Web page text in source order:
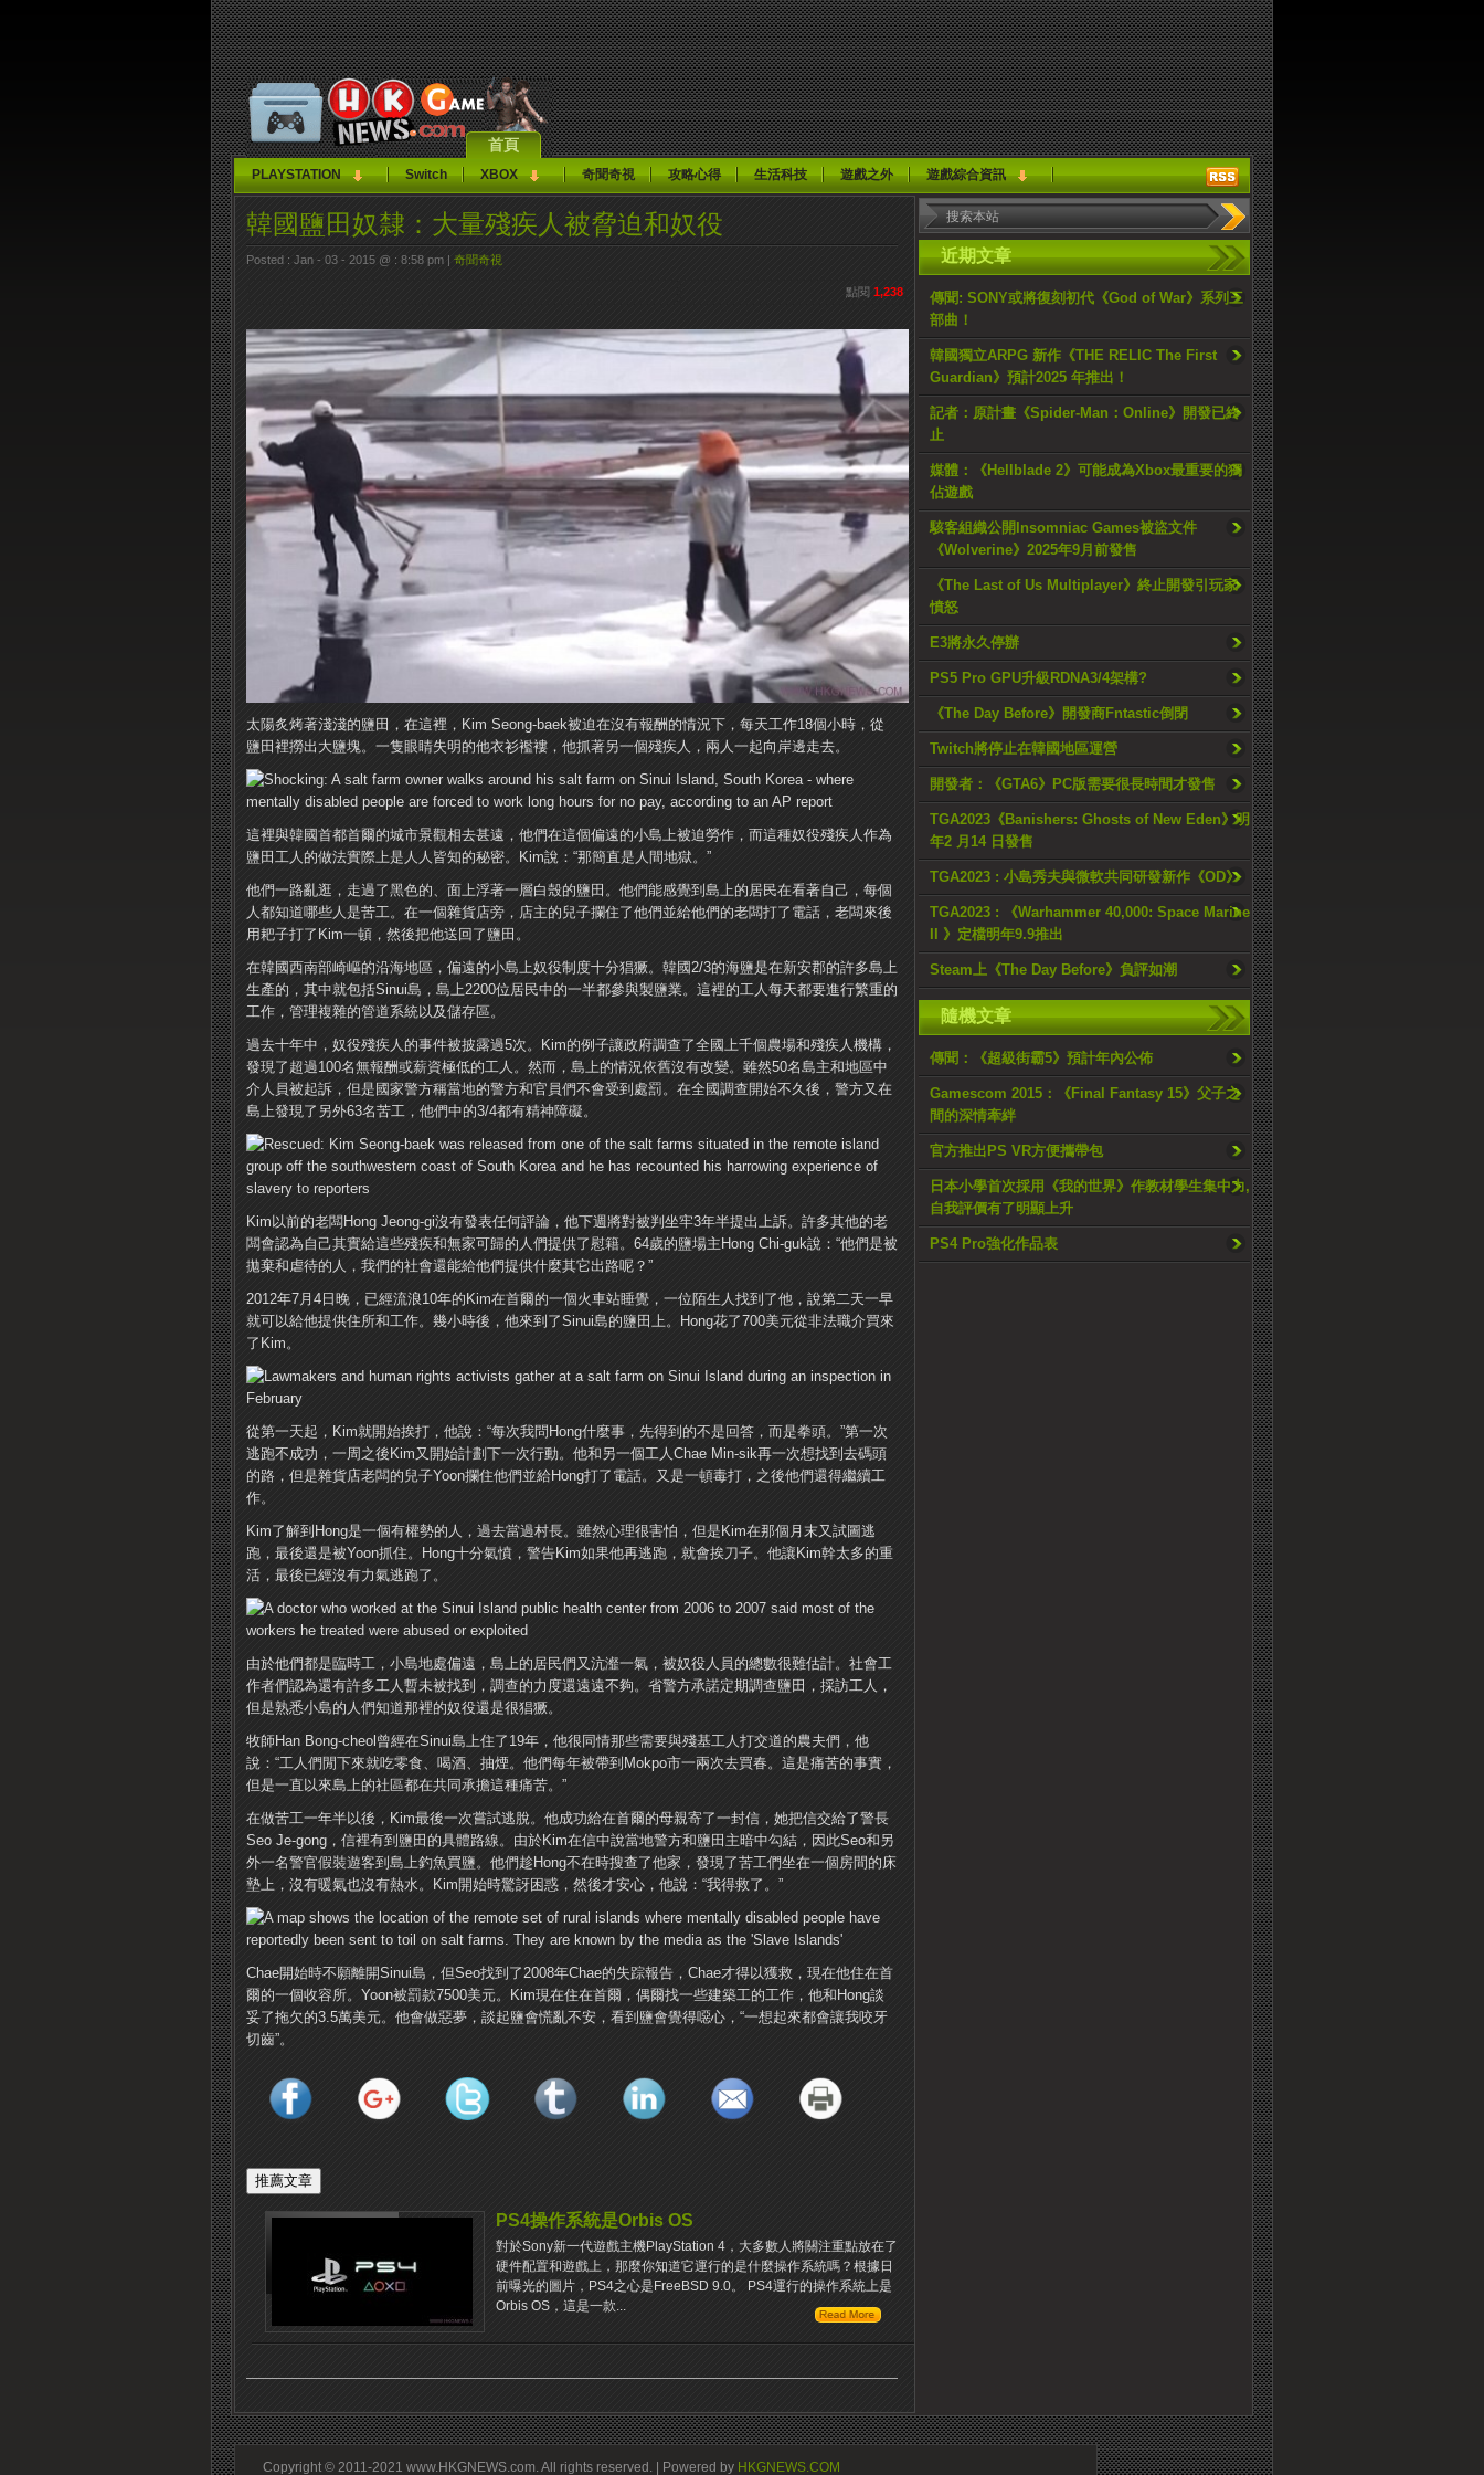
首頁
PLAYSTATION Switch XBOX 奇聞奇視 攻略心得 生活科技 遊戲之外 遊戲綜合資訊
近期文章
傳聞: SONY或將復刻初代《God of War》系列三
部曲！
韓國獨立ARPG 新作《THE RELIC The First
Guardian》預計2025 年推出！
記者：原計畫《Spider-Man：Online》開發已終
止
媒體：《Hellblade 2》可能成為Xbox最重要的獨
佔遊戲
駭客組織公開Insomniac Games被盜文件
《Wolverine》2025年9月前發售
《The Last of Us Multiplayer》終止開發引玩家
憤怒
E3將永久停辦
PS5 Pro GPU升級RDNA3/4架構?
《The Day Before》開發商Fntastic倒閉
Twitch將停止在韓國地區運營
開發者：《GTA6》PC版需要很長時間才發售
TGA2023《Banishers: Ghosts of New Eden》明
年2 月14 日發售
TGA2023 : 小島秀夫與微軟共同研發新作《OD》
TGA2023 : 《Warhammer 40,000: Space Marine
II 》定檔明年9.9推出
Steam上《The Day Before》負評如潮
隨機文章
傳聞：《超級街霸5》預計年內公佈
Gamescom 2015：《Final Fantasy 15》父子之
間的深情牽絆
官方推出PS VR方便攜帶包
日本小學首次採用《我的世界》作教材學生集中力,
自我評價有了明顯上升
PS4 Pro強化作品表
韓國鹽田奴隸：大量殘疾人被脅迫和奴役
Posted : Jan - 03 - 2015 @ : 8:58 pm | 奇聞奇視
點閱 1,238
太陽炙烤著淺淺的鹽田，在這裡，Kim Seong-baek被迫在沒有報酬的情況下，每天工作18個小時，從
鹽田裡撈出大鹽塊。一隻眼睛失明的他衣衫襤​​褸，他抓著另一個殘疾人，兩人一起向岸邊走去。
這裡與韓國首都首爾的城市景觀相去甚遠，他們在這個偏遠的小島上被迫勞作，而這種奴役殘疾人作為
鹽田工人的做法實際上是人人皆知的秘密。Kim說：“那簡直是人間地獄。”
他們一路亂逛，走過了黑色的、面上浮著一層白殼的鹽田。他們能感覺到島上的居民在看著自己，每個
人都知道哪些人是苦工。在一個雜貨店旁，店主的兒子攔住了他們並給他們的老闆打了電話，老闆來後
用耙子打了Kim一頓，然後把他送回了鹽田。
在韓國西南部崎嶇的沿海地區，偏遠的小島上奴役制度十分猖獗。韓國2/3的海鹽是在新安郡的許多島上
生產的，其中就包括Sinui島，島上2200位居民中的一半都參與製鹽業。這裡的工人每天都要進行繁重的
工作，管理複雜的管​​道系統以及儲存區。
過去十年中，奴役殘疾人的事件被披露過5次。Kim的例子讓政府調查了全國上千個農場和殘疾人機構，
發現了超過100名無報酬或薪資極低的工人。然而，島上的情況依舊沒有改變。雖然50名島主和地區中
介人員被起訴，但是國家警方稱當地的警方和官員們不會受到處罰。在全國調查開始不久後，警方又在
島上發現了另外63名苦工，他們中的3/4都有精神障礙。
Kim以前的老闆Hong Jeong-gi沒有發表任何評論，他下週將對被判坐牢3年半提出上訴。許多其他的老
闆會認為自己其實給這些殘疾和無家可歸的人們提供了慰籍。64歲的鹽場主Hong Chi-guk說：“他們是被
拋棄和虐待的人，我們的社會還能給他們提供什麼其它出路呢？”
2012年7月4日晚，已經流浪10年的Kim在首爾的一個火車站睡覺，一位陌生人找到了他，說第二天一早
就可以給他提供住所和工作。幾小時後，他來到了Sinui島的鹽田上。Hong花了700美元從非法職介買來
了Kim。
從第一天起，Kim就開始挨打，他說：“每次我問Hong什麼事，先得到的不是回答，而是拳頭。”第一次
逃跑不成功，一周之後Kim又開始計劃下一次行動。他和另一個工人Chae Min-sik再一次想找到去碼頭
的路，但是雜貨店老闆的兒子Yoon攔住他們並給Hong打了電話。又是一頓毒打，之後他們還得繼續工
作。
Kim了解到Hong是一個有權勢的人，過去當過村長。雖然心理很害怕，但是Kim在那個月末又試圖逃
跑，最後還是被Yoon抓住。Hong十分氣憤，警告Kim如果他再逃跑，就會挨刀子。他讓Kim幹太多的重
活，最後已經沒有力氣逃跑了。
由於他們都是臨時工，小島地處偏遠，島上的居民們又沆瀣一氣，被奴役人員的總數很難估計。社會工
作者們認為還有許多工人暫未被找到，調查的力度還遠遠不夠。省警方承諾定期調查鹽田，採訪工人，
但是熟悉小島的人們知道那裡的奴役還是很猖獗。
牧師Han Bong-cheol曾經在Sinui島上住了19年，他很同情那些需要與殘基工人打交道的農夫們，他
說：“工人們閒下來就吃零食、喝酒、抽煙。他們每年被帶到Mokpo市一兩次去買春。這是痛苦的事實，
但是一直以來島上的社區都在共同承擔這種痛苦。”
在做苦工一年半以後，Kim最後一次嘗試逃脫。他成功給在首爾的母親寄了一封信，她把信交給了警長
Seo Je-gong，信裡有到鹽田的具體路線。由於Kim在信中說當地警方和鹽田主暗中勾結，因此Seo和另
外一名警官假裝遊客到島上釣魚買鹽。他們趁Hong不在時搜查了他家，發現了苦工們坐在一個房間的床
墊上，沒有暖氣也沒有熱水。Kim開始時驚訝困惑，然後才安心，他說：“我得救了。”
Chae開始時不願離開Sinui島，但Seo找到了2008年Chae的失踪報告，Chae才得以獲救，現在他住在首
爾的一個收容所。Yoon被罰款7500美元。Kim現在住在首爾，偶爾找一些建築工的工作，他和Hong談
妥了拖欠的3.5萬美元。他會做惡夢，談起鹽會慌亂不安，看到鹽會覺得噁心，“一想起來都會讓我咬牙
切齒”。
PS4操作系統是Orbis OS
對於Sony新一代遊戲主機PlayStation 4，大多數人將關注重點放在了
硬件配置和遊戲上，那麼你知道它運行的是什麼操作系統嗎？根據日
前曝光的圖片，PS4之心是FreeBSD 9.0。 PS4運行的操作系統上是
Orbis OS，這是一款...
Copyright © 2011-2021 www.HKGNEWS.com. All rights reserved. | Powered by HKGNEWS.COM